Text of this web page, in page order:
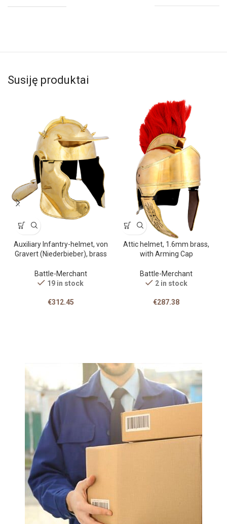
Susiję produktai
Auxiliary Infantry-helmet, von
Gravert (Niederbieber), brass
Battle-Merchant
19 in stock
€312.45
Attic helmet, 1.6mm brass,
with Arming Cap
Battle-Merchant
2 in stock
€287.38